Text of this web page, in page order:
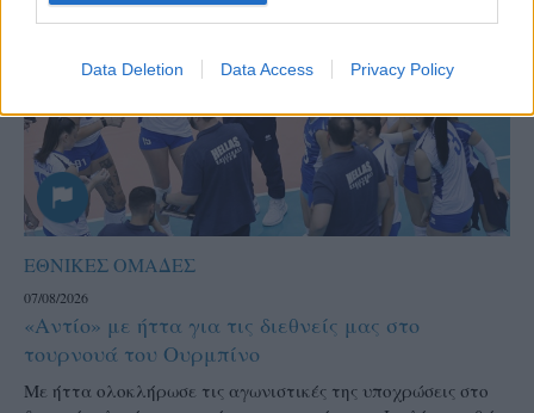
Data Deletion Data Access Privacy Policy
ΕΘΝΙΚΕΣ ΟΜΑΔΕΣ
07/08/2026
«Αντίο» με ήττα για τις διεθνείς μας στο
τουρνουά του Ουρμπίνο
Mε ήττα ολοκλήρωσε τις αγωνιστικές της υποχρώσεις στο